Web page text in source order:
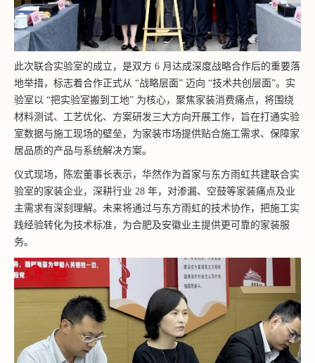
此次联合实验室的成立，是双方 6 月达成深度战略合作后的重要落
地举措，标志着合作正式从 “战略层面” 迈向 “技术共创层面”。实
验室以 “把实验室搬到工地” 为核心，聚焦家装消费痛点，将围绕
材料测试、工艺优化、方案研发三大方向开展工作，旨在打通实验
室数据与施工现场的壁垒，为家装市场提供贴合施工需求、保障家
居品质的产品与系统解决方案。
仪式现场，陈宏董事长表示，华然作为首家与东方雨虹共建联合实
验室的家装企业，深耕行业 28 年，对渗漏、空鼓等家装痛点及业
主需求有深刻理解。未来将通过与东方雨虹的技术协作，把施工实
践经验转化为技术标准，为合肥及安徽业主提供更可靠的家装服
务。